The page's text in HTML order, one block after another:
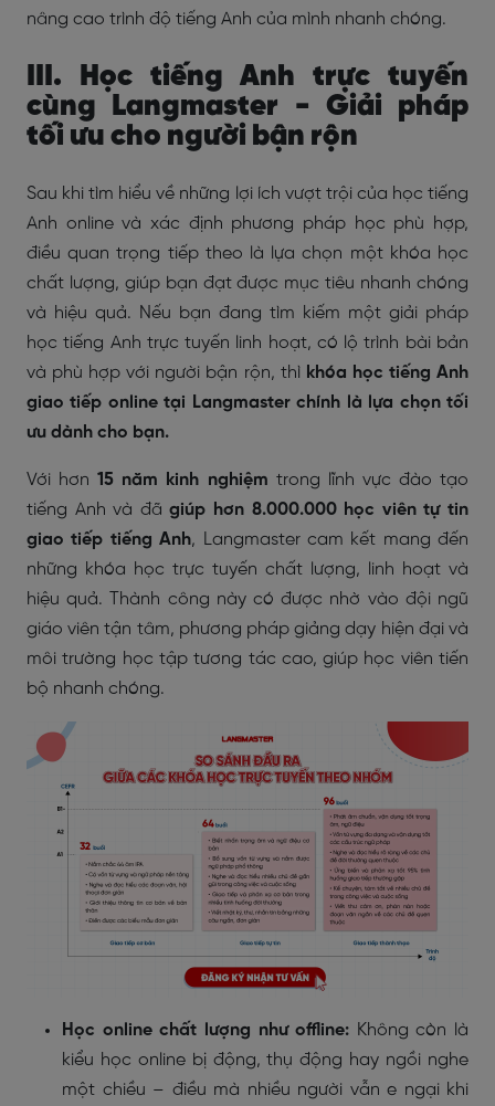
nâng cao trình độ tiếng Anh của mình nhanh chóng.
III. Học tiếng Anh trực tuyến
cùng Langmaster - Giải pháp
tối ưu cho người bận rộn
Sau khi tìm hiểu về những lợi ích vượt trội của học tiếng
Anh online và xác định phương pháp học phù hợp,
điều quan trọng tiếp theo là lựa chọn một khóa học
chất lượng, giúp bạn đạt được mục tiêu nhanh chóng
và hiệu quả. Nếu bạn đang tìm kiếm một giải pháp
học tiếng Anh trực tuyến linh hoạt, có lộ trình bài bản
và phù hợp với người bận rộn, thì khóa học tiếng Anh
giao tiếp online tại Langmaster chính là lựa chọn tối
ưu dành cho bạn.
Với hơn15 năm kinh nghiệm trong lĩnh vực đào tạo
tiếng Anh và đã giúp hơn 8.000.000 học viên tự tin
giao tiếp tiếng Anh, Langmaster cam kết mang đến
những khóa học trực tuyến chất lượng, linh hoạt và
hiệu quả. Thành công này có được nhờ vào đội ngũ
giáo viên tận tâm, phương pháp giảng dạy hiện đại và
môi trường học tập tương tác cao, giúp học viên tiến
bộ nhanh chóng.
Học online chất lượng như offline: Không còn là
kiểu học online bị động, thụ động hay ngồi nghe
một chiều – điều mà nhiều người vẫn e ngại khi